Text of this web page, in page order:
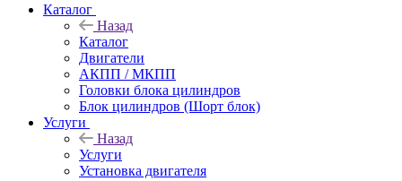
Каталог
Назад
Каталог
Двигатели
АКПП / МКПП
Головки блока цилиндров
Блок цилиндров (Шорт блок)
Услуги
Назад
Услуги
Установка двигателя